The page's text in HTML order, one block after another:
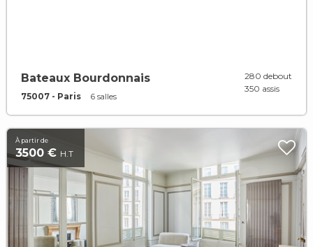
Bateaux Bourdonnais
75007 - Paris 6 salles
280 debout
350 assis
À partir de
3500 € H.T